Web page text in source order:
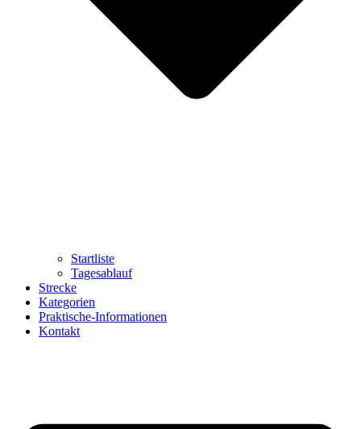
Startliste
Tagesablauf
Strecke
Kategorien
Praktische-Informationen
Kontakt